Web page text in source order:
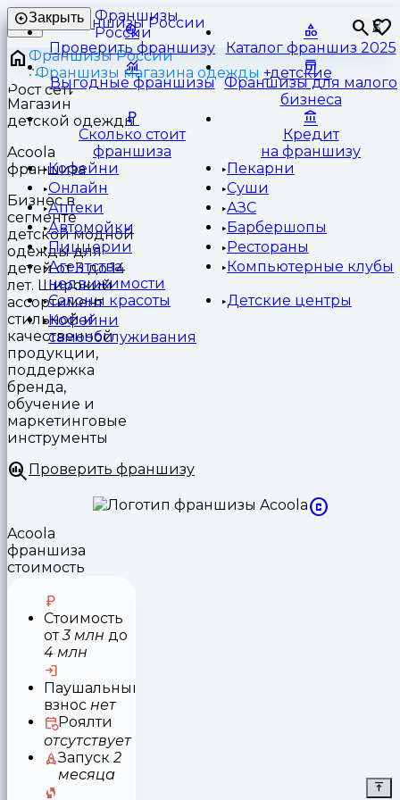
Франшизы
России
⏳
Закрыть
Проверить франшизу Каталог франшиз 2025
Выгодные франшизы Франшизы для малого
бизнеса
Сколько стоит
франшиза
Кредит
на франшизу
Кофейни
Пекарни
Онлайн
Суши
Аптеки
АЗС
Автомойки
Барбершопы
Пиццерии
Рестораны
Агентства
недвижимости
Компьютерные клубы
Салоны красоты
Детские центры
Кофейни
самообслуживания
Франшизы России
Франшизы магазина одежды
детские
Магазин
детской одежды
Acoola
франшиза
Бизнес в
сегменте
детской модной
одежды для
детей от 3 до 14
лет. Широкий
ассортимент
стильной и
качественной
продукции,
поддержка
бренда,
обучение и
маркетинговые
инструменты
Проверить франшизу
Acoola
франшиза
стоимость
Стоимость
от3 млн до
4 млн
Паушальный
взнос нет
Роялти
отсутствует
Запуск2
месяца